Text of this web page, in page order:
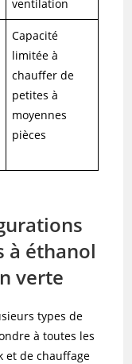
ventilation
Capacité
limitée à
chauffer de
petites à
moyennes
pièces
à éthanol
verte
types de
à toutes les
et de chauffage